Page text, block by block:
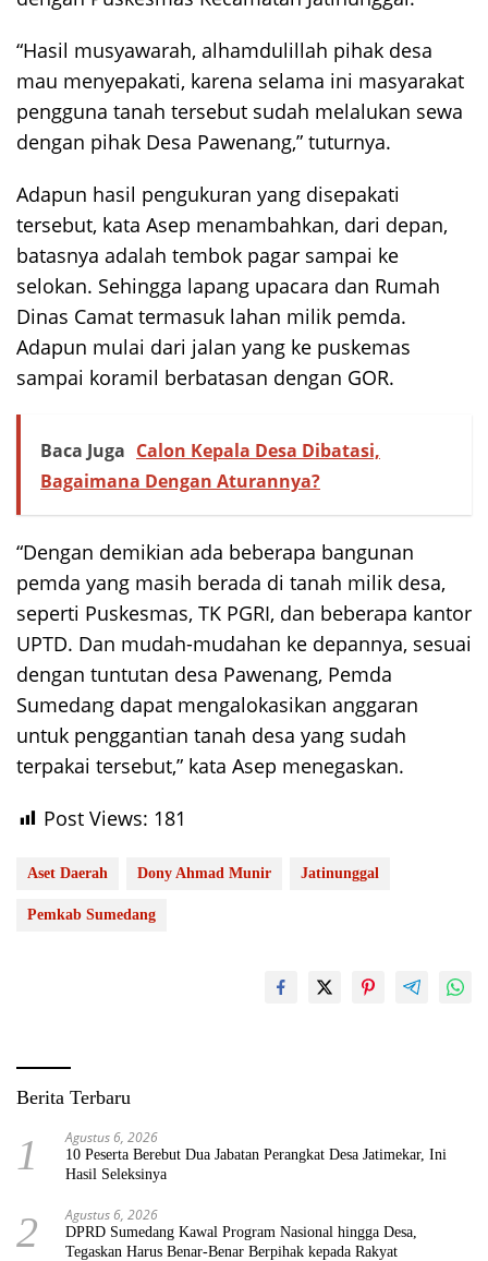
“Hasil musyawarah, alhamdulillah pihak desa
mau menyepakati, karena selama ini masyarakat
pengguna tanah tersebut sudah melalukan sewa
dengan pihak Desa Pawenang,” tuturnya.
Adapun hasil pengukuran yang disepakati
tersebut, kata Asep menambahkan, dari depan,
batasnya adalah tembok pagar sampai ke
selokan. Sehingga lapang upacara dan Rumah
Dinas Camat termasuk lahan milik pemda.
Adapun mulai dari jalan yang ke puskemas
sampai koramil berbatasan dengan GOR.
Baca Juga Calon Kepala Desa Dibatasi,
Bagaimana Dengan Aturannya?
“Dengan demikian ada beberapa bangunan
pemda yang masih berada di tanah milik desa,
seperti Puskesmas, TK PGRI, dan beberapa kantor
UPTD. Dan mudah-mudahan ke depannya, sesuai
dengan tuntutan desa Pawenang, Pemda
Sumedang dapat mengalokasikan anggaran
untuk penggantian tanah desa yang sudah
terpakai tersebut,” kata Asep menegaskan.
Post Views: 181
Aset Daerah Dony Ahmad Munir Jatinunggal
Pemkab Sumedang
Berita Terbaru
1 Agustus 6, 2026
10 Peserta Berebut Dua Jabatan Perangkat Desa Jatimekar, Ini
Hasil Seleksinya
2 Agustus 6, 2026
DPRD Sumedang Kawal Program Nasional hingga Desa,
Tegaskan Harus Benar-Benar Berpihak kepada Rakyat